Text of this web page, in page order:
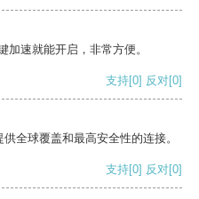
加速就能开启，非常方便。
支持[0] 反对[0]
全球覆盖和最高安全性的连接。
支持[0] 反对[0]